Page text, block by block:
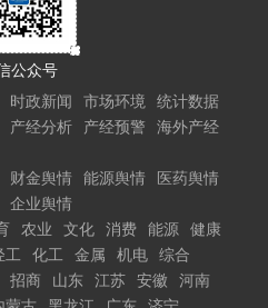
公众号
时政新闻 市场环境
统计数据
产经分析 产经预警
海外产经
财金舆情 能源舆情
医药舆情
企业舆情
农业 文化 消费 能源
健康
工 化工 金属 机电
综合
招商 山东 江苏 安徽
河南